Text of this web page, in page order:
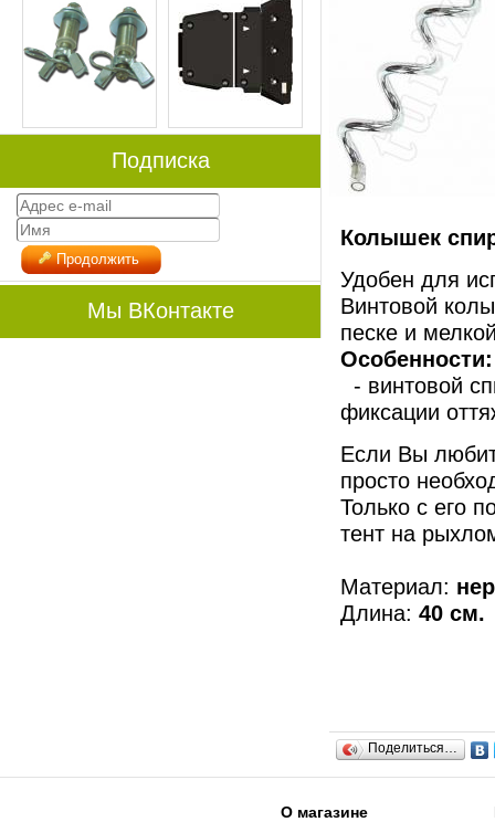
Подписка
Продолжить
Мы ВКонтакте
Колышек
Удобен для
Винтовой
песке и
Особенности:
- винтовой
фиксации
Если Вы
просто
Только с его
тент на
Материал:
Длина: 40 см.
Поделиться…
О магазине